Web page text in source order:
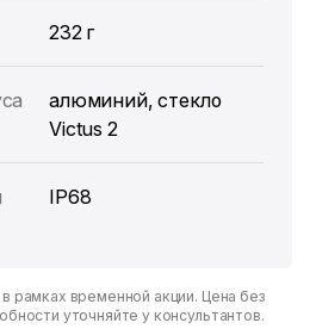
232 г
алюминий, стекло
Victus 2
IP68
рамках временной акции. Цена без
уточняйте у консультантов.